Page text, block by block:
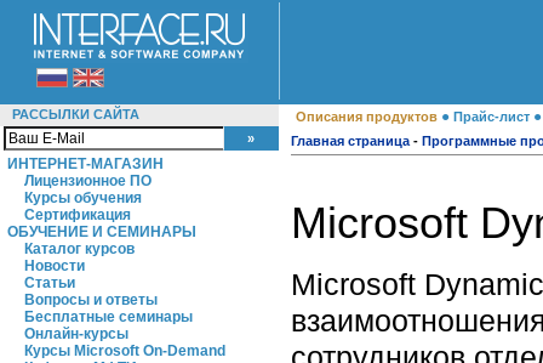
РАССЫЛКИ САЙТА
ИНТЕРНЕТ-МАГАЗИН
Лицензионное ПО
Курсы обучения
Сертификация
ОБУЧЕНИЕ И СЕМИНАРЫ
Каталог курсов
Новости
Статьи
Вопросы и ответы
Бесплатные семинары
Онлайн-курсы
Курсы Microsoft On-Demand
Описания продуктов ● Прайс-лист
Главная страница - Программные
Microsoft
Microsoft